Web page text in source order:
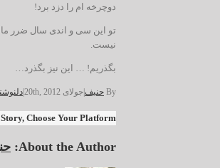
دوچرخه ام را دزد برد!
تو این سی و اندی سال ضرر
نیست.
بگذریم! … این نیز بگذرد…
By حنیف|جولای 20th, 2012 |
Choose Your Platform!
About the Author: